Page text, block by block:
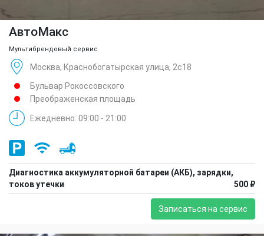
АвтоМакс
Мультибрендовый сервис
Москва, Краснобогатырская улица, 2с18
Бульвар Рокоссовского
Преображенская площадь
Ежедневно: 09:00 - 21:00
Диагностика аккумуляторной батареи (АКБ), зарядки,
токов утечки
500 ₽
Записаться на сервис